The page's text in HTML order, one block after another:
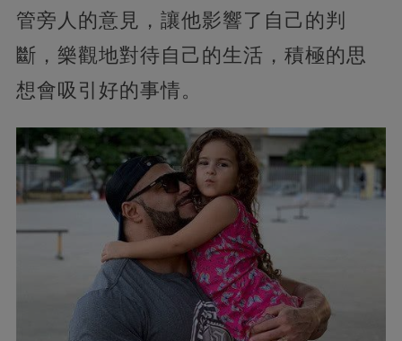
管旁人的意見，讓他影響了自己的判
斷，樂觀地對待自己的生活，積極的思
想會吸引好的事情。